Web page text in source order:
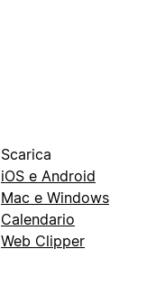
Scarica
iOS e Android
Mac e Windows
Calendario
Web Clipper